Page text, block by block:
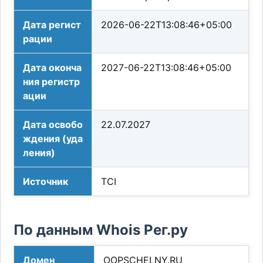
Дата регист
рации
2026-06-22T13:08:46+05:00
Дата оконча
ния регистр
ации
2027-06-22T13:08:46+05:00
Дата освобо
ждения (уда
ления)
22.07.2027
Источник TCI
По данным Whois Рег.ру
Домен OOPSCHELNY.RU